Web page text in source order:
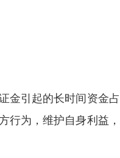
金引起的长时间资金
行为，维护自身利益